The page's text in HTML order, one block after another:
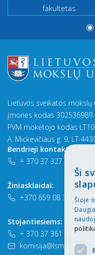
fakultetas
Lietuvos sveikatos mokslų
Įmonės kodas 302536989
PVM mokėtojo kodas
A. Mickevičiaus g. 9, LT-
Bendrieji kontaktai:
+ 370 37 327 201
Žiniasklaidai:
+370 659 08 384
|
Stojantiesiems:
+ 370 37 361 902 |
komisija@lsmu.lt
Ši
Šioje